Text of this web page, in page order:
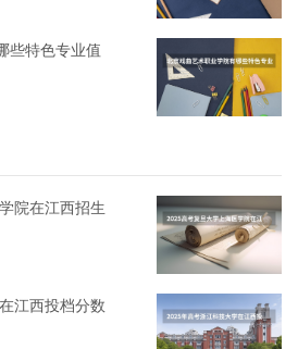
些特色专业值
院在江西招生
江西投档分数